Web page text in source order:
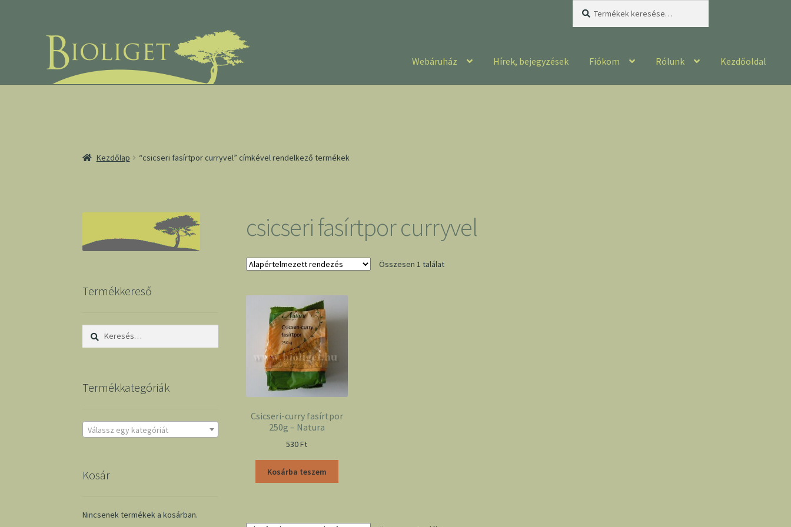
Webáruház Hírek, bejegyzések Fiókom Rólunk Kezdőoldal
Kezdőlap “csicseri fasírtpor curryvel” címkével rendelkező termékek
csicseri fasírtpor curryvel
Összesen 1 találat
Csicseri-curry fasírtpor
250g – Natura
530Ft
Kosárba teszem
Termékkereső
Keresés:
Termékkategóriák
Válassz egy kategóriát
Kosár
Nincsenek termékek a kosárban.